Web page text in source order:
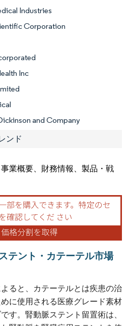
Industries
Corporation
Inc
and Company
ンド
業概要、財務情報、製品・戦
テント・カテーテル市場
ると、カテーテルとは疾患の治
に使用される医療グレード素材
す。腎動脈ステント留置術は、